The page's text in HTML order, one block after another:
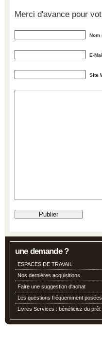
Merci d'avance pour
Nom
E-
Site
une demande ?
ESPACES DE TRAVAIL
Nos dernières acquisitions
Faire une suggestion d'achat
Les questions fréquemment
Livres Services : bénéficiez du prêt